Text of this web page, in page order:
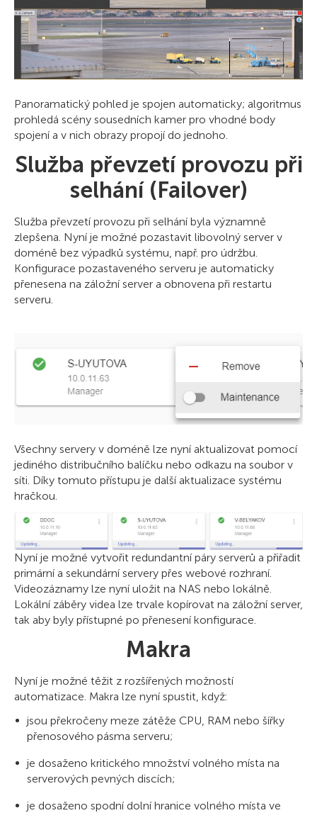
Panoramatický pohled je spojen automaticky; algoritmus
prohledá scény sousedních kamer pro vhodné body
spojení a v nich obrazy propojí do jednoho.
Služba převzetí provozu při
selhání (Failover)
Služba převzetí provozu při selhání byla významně
zlepšena. Nyní je možné pozastavit libovolný server v
doméně bez výpadků systému, např. pro údržbu.
Konfigurace pozastaveného serveru je automaticky
přenesena na záložní server a obnovena při restartu
serveru.
Všechny servery v doméně lze nyní aktualizovat pomocí
jediného distribučního balíčku nebo odkazu na soubor v
síti. Díky tomuto přístupu je další aktualizace systému
hračkou.
Nyní je možné vytvořit redundantní páry serverů a přiřadit
primární a sekundární servery přes webové rozhraní.
Videozáznamy lze nyní uložit na NAS nebo lokálně.
Lokální záběry videa lze trvale kopírovat na záložní server,
tak aby byly přístupné po přenesení konfigurace.
Makra
Nyní je možné těžit z rozšířených možností
automatizace. Makra lze nyní spustit, když:
jsou překročeny meze zátěže CPU, RAM nebo šířky
přenosového pásma serveru;
je dosaženo kritického množství volného místa na
serverových pevných discích;
je dosaženo spodní dolní hranice volného místa ve